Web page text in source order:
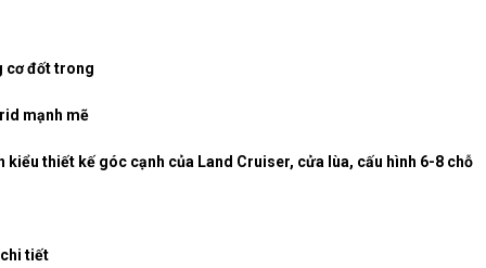
cơ đốt trong
mạnh mẽ
thiết kế góc cạnh của Land Cruiser, cửa lùa, cấu hình 6-8 chỗ
tiết